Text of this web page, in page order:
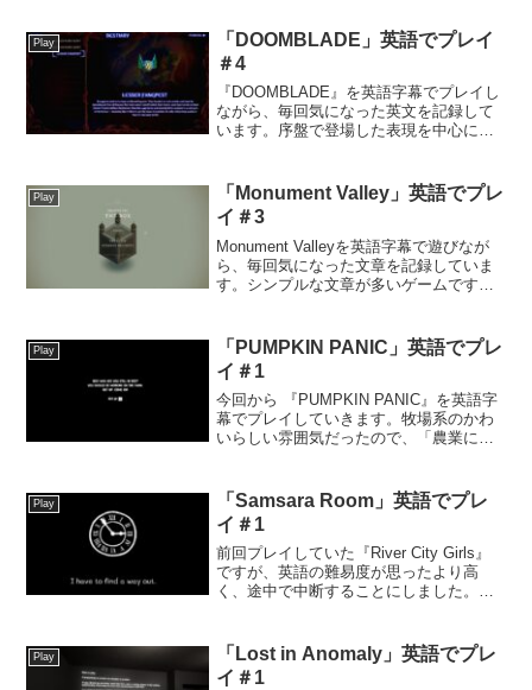
明がありました。文章が自動で進んだの
で少し困惑し...
Play
「DOOMBLADE」英語でプレイ
＃4
『DOOMBLADE』を英語字幕でプレイし
ながら、毎回気になった英文を記録して
います。序盤で登場した表現を中心に、
と、アイテムやモンスターの解説が見ら
れるページが確認で...
Play
「Monument Valley」英語でプレ
イ＃3
Monument Valleyを英語字幕で遊びなが
ら、毎回気になった文章を記録していま
す。シンプルな文章が多いゲームです
だろう」と立ち止まった英文を紹介しま
す。今日読ん...
Play
「PUMPKIN PANIC」英語でプレ
イ＃1
今回から 『PUMPKIN PANIC』を英語字
幕でプレイしていきます。牧場系のかわ
いらしい雰囲気だったので、「農業に関
境】PC版今日読んだ英文難易度と長さが
ちょうどよく...
Play
「Samsara Room」英語でプレ
イ＃1
前回プレイしていた『River City Girls』
ですが、英語の難易度が思ったより高
く、途中で中断することにしました。英
と思える体験も、今後のゲーム選びに活
かせそう...
Play
「Lost in Anomaly」英語でプレ
イ＃1